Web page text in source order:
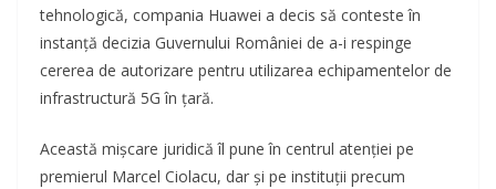
tehnologică, compania Huawei a decis să conteste în
instanță decizia Guvernului României de a-i respinge
cererea de autorizare pentru utilizarea echipamentelor de
infrastructură 5G în țară.
Această mișcare juridică îl pune în centrul atenției pe
premierul Marcel Ciolacu, dar și pe instituții precum